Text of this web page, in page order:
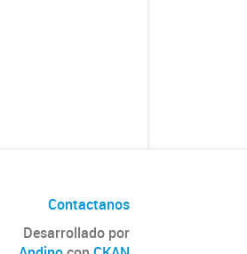
Contactanos
Desarrollado por